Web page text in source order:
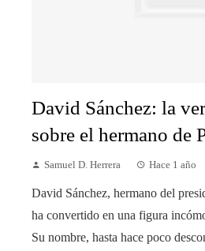
David Sánchez: la
sobre el hermano de
Samuel D. Herrera Hace 1 año
David Sánchez, hermano del
ha convertido en una figura
Su nombre, hasta hace poco